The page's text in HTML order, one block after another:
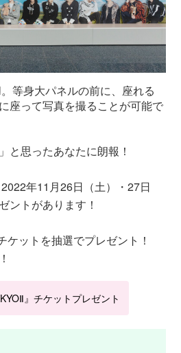
等身大パネルの前に、座れる
座って写真を撮ることが可能で
と思ったあなたに朗報！
2022年11月26日（土）・27日
ントがあります！
ケットを抽選でプレゼント！
』チケットプレゼント